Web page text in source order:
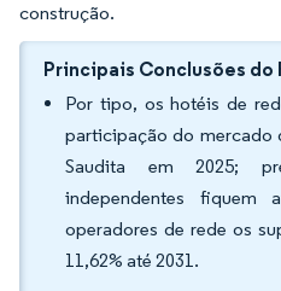
construção.
Principais Conclusões do
Por tipo, os hotéis de
participação do mercado
Saudita em 2025;
independentes
operadores de rede os
11,62% até 2031.